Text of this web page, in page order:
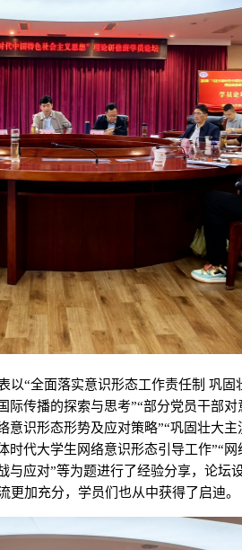
“全面落实意识形态工作责任制 巩固
际传播的探索与思考”“部分党员干部
意识形态形势及应对策略”“巩固壮大
时代大学生网络意识形态引导工作”“
与应对”等为题进行了经验分享，论坛
更加充分，学员们也从中获得了启迪。